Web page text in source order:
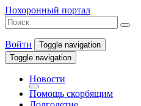
Похоронный портал
Войти
Toggle navigation
Toggle navigation
Новости
Помощь скорбящим